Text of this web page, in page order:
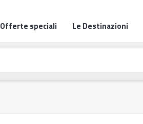
Offerte speciali Le Destinazioni